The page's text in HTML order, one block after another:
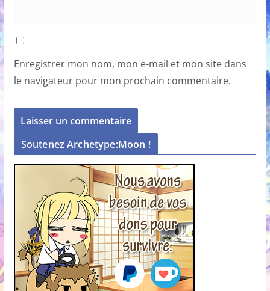
Enregistrer mon nom, mon e-mail et mon site dans
le navigateur pour mon prochain commentaire.
Soutenez Archetype:Moon !